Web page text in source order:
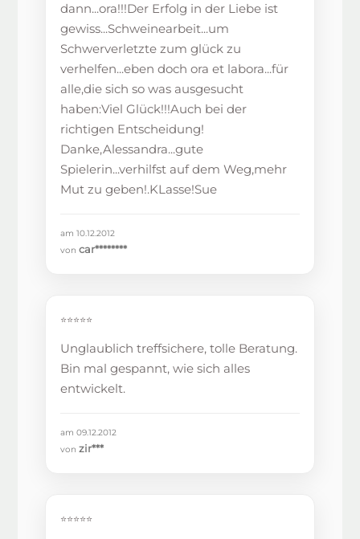
dann...ora!!!Der Erfolg in der Liebe ist
gewiss...Schweinearbeit...um
Schwerverletzte zum glück zu
verhelfen...eben doch ora et labora...für
alle,die sich so was ausgesucht
haben:Viel Glück!!!Auch bei der
richtigen Entscheidung!
Danke,Alessandra...gute
Spielerin...verhilfst auf dem Weg,mehr
Mut zu geben!.KLasse!Sue
am 10.12.2012
voncar********
⭐⭐⭐⭐⭐
Unglaublich treffsichere, tolle Beratung.
Bin mal gespannt, wie sich alles
entwickelt.
am 09.12.2012
vonzir***
⭐⭐⭐⭐⭐